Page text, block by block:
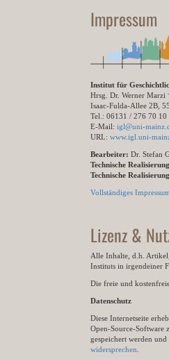
Impressum
Institut für
Hrsg. Dr. Werner Marzi
Isaac-Fulda-Allee 2B,
Tel.: 06131 / 276 70 10
E-Mail: igl@uni-
URL: www.igl.uni-
Bearbeiter: Dr. Stefan
Technische
Technische
Vollständiges Impressum
Lizenz &
Alle Inhalte, d.h.
Instituts in irgendeiner
Die freie und
Datenschutz
Diese Internetseite
Open-Source-Software
gespeichert werden
widersprechen